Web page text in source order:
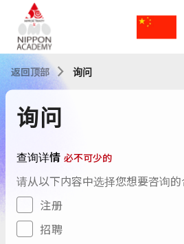
返回顶部 询问
询问
查询详情 必不可少的
请从以下内容中选择您想要咨询的
注册
招聘